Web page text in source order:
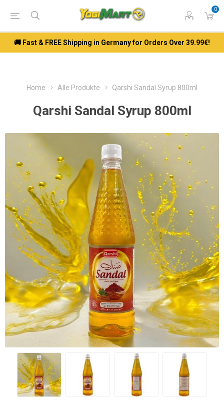
0
🚚 Fast & FREE Shipping in Germany for Orders Over 39.99€!
Home Alle Produkte Qarshi Sandal Syrup 800ml
Qarshi Sandal Syrup 800ml